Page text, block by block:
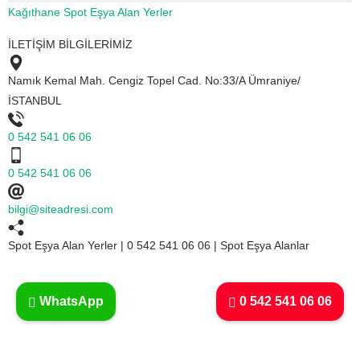
Kağıthane Spot Eşya Alan Yerler
İLETİŞİM BİLGİLERİMİZ
Namık Kemal Mah. Cengiz Topel Cad. No:33/A Ümraniye/
İSTANBUL
0 542 541 06 06
0 542 541 06 06
bilgi@siteadresi.com
Spot Eşya Alan Yerler | 0 542 541 06 06 | Spot Eşya Alanlar
0 542 541 06 06
WhatsApp